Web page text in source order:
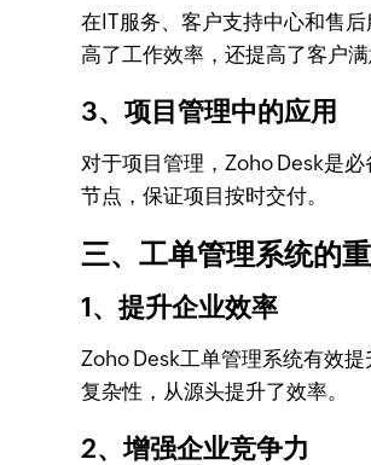
在IT服务、客户支持中心和售
高了工作效率，还提高了客户
3、项目管理中的应用
对于项目管理，Zoho Desk是
节点，保证项目按时交付。
三、工单管理系统的
1、提升企业效率
Zoho Desk工单管理系统有效
复杂性，从源头提升了效率。
2、增强企业竞争力